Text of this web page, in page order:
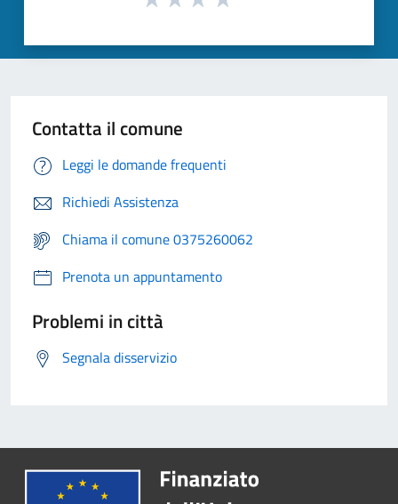
Contatta il comune
Leggi le domande frequenti
Richiedi Assistenza
Chiama il comune 0375260062
Prenota un appuntamento
Problemi in città
Segnala disservizio